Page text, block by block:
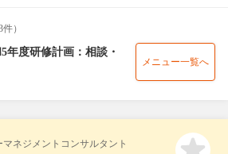
）
年度研修計画：相談・
メニュー一覧へ
マネジメントコンサルタント